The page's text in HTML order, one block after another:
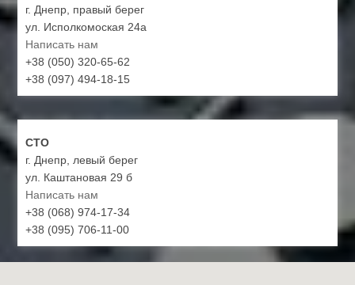
г. Днепр, правый берег
ул. Исполкомоская 24а
Написать нам
+38 (050) 320-65-62
+38 (097) 494-18-15
СТО
г. Днепр, левый берег
ул. Каштановая 29 б
Написать нам
+38 (068) 974-17-34
+38 (095) 706-11-00